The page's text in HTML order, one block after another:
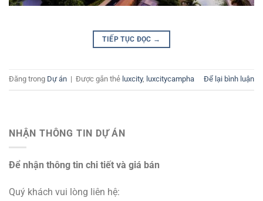
TIẾP TỤC ĐỌC →
Đăng trong Dự án | Được gắn thẻ luxcity, luxcitycampha Để lại bình luận
NHẬN THÔNG TIN DỰ ÁN
Để nhận thông tin chi tiết và giá bán
Quý khách vui lòng liên hệ: